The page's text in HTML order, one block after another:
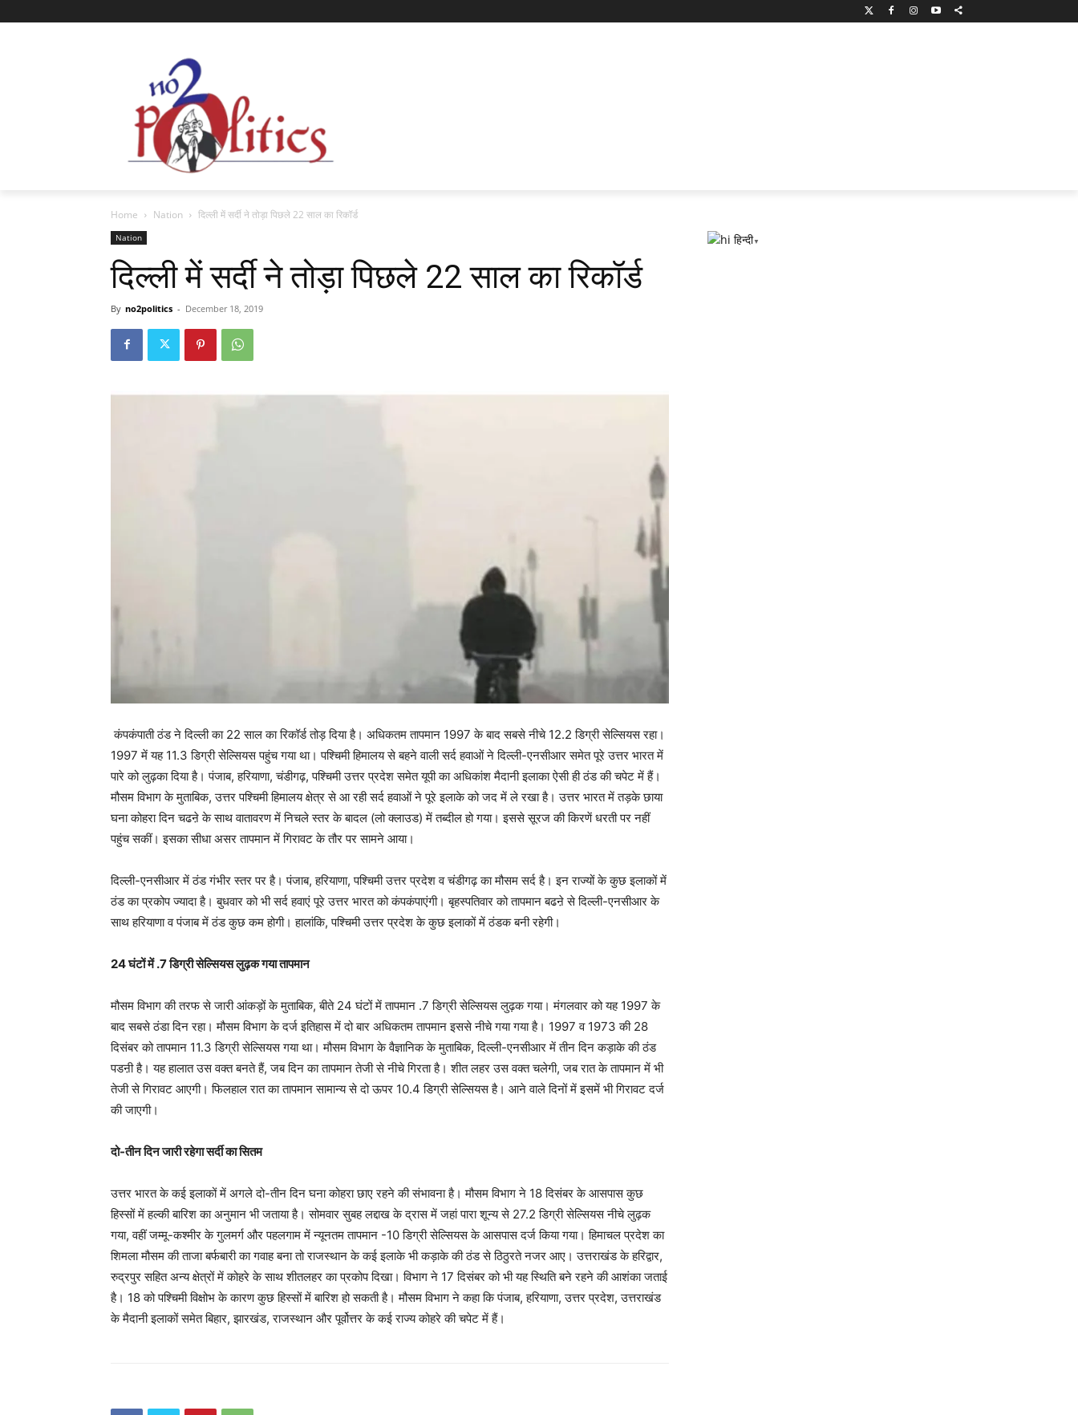
Home Nation दिल्ली में सर्दी ने तोड़ा पिछले 22 साल का रिकॉर्ड
Nation
दिल्ली में सर्दी ने तोड़ा पिछले 22 साल का रिकॉर्ड
By no2politics - December 18, 2019
कंपकंपाती ठंड ने दिल्ली का 22 साल का रिकॉर्ड तोड़ दिया है। अधिकतम तापमान 1997 के बाद सबसे नीचे 12.2 डिग्री सेल्सियस रहा।
1997 में यह 11.3 डिग्री सेल्सियस पहुंच गया था। पश्चिमी हिमालय से बहने वाली सर्द हवाओं ने दिल्ली-एनसीआर समेत पूरे उत्तर भारत में
पारे को लुढ़का दिया है। पंजाब, हरियाणा, चंडीगढ़, पश्चिमी उत्तर प्रदेश समेत यूपी का अधिकांश मैदानी इलाका ऐसी ही ठंड की चपेट में हैं।
मौसम विभाग के मुताबिक, उत्तर पश्चिमी हिमालय क्षेत्र से आ रही सर्द हवाओं ने पूरे इलाके को जद में ले रखा है। उत्तर भारत में तड़के छाया
घना कोहरा दिन चढऩे के साथ वातावरण में निचले स्तर के बादल (लो क्लाउड) में तब्दील हो गया। इससे सूरज की किरणें धरती पर नहीं
पहुंच सकीं। इसका सीधा असर तापमान में गिरावट के तौर पर सामने आया।
दिल्ली-एनसीआर में ठंड गंभीर स्तर पर है। पंजाब, हरियाणा, पश्चिमी उत्तर प्रदेश व चंडीगढ़ का मौसम सर्द है। इन राज्यों के कुछ इलाकों में
ठंड का प्रकोप ज्यादा है। बुधवार को भी सर्द हवाएं पूरे उत्तर भारत को कंपकंपाएंगी। बृहस्पतिवार को तापमान बढऩे से दिल्ली-एनसीआर के
साथ हरियाणा व पंजाब में ठंड कुछ कम होगी। हालांकि, पश्चिमी उत्तर प्रदेश के कुछ इलाकों में ठंडक बनी रहेगी।
24 घंटों में .7 डिग्री सेल्सियस लुढ़क गया तापमान
मौसम विभाग की तरफ से जारी आंकड़ों के मुताबिक, बीते 24 घंटों में तापमान .7 डिग्री सेल्सियस लुढ़क गया। मंगलवार को यह 1997 के
बाद सबसे ठंडा दिन रहा। मौसम विभाग के दर्ज इतिहास में दो बार अधिकतम तापमान इससे नीचे गया गया है। 1997 व 1973 की 28
दिसंबर को तापमान 11.3 डिग्री सेल्सियस गया था। मौसम विभाग के वैज्ञानिक के मुताबिक, दिल्ली-एनसीआर में तीन दिन कड़ाके की ठंड
पडऩी है। यह हालात उस वक्त बनते हैं, जब दिन का तापमान तेजी से नीचे गिरता है। शीत लहर उस वक्त चलेगी, जब रात के तापमान में भी
तेजी से गिरावट आएगी। फिलहाल रात का तापमान सामान्य से दो ऊपर 10.4 डिग्री सेल्सियस है। आने वाले दिनों में इसमें भी गिरावट दर्ज
की जाएगी।
दो-तीन दिन जारी रहेगा सर्दी का सितम
उत्तर भारत के कई इलाकों में अगले दो-तीन दिन घना कोहरा छाए रहने की संभावना है। मौसम विभाग ने 18 दिसंबर के आसपास कुछ
हिस्सों में हल्की बारिश का अनुमान भी जताया है। सोमवार सुबह लद्दाख के द्रास में जहां पारा शून्य से 27.2 डिग्री सेल्सियस नीचे लुढ़क
गया, वहीं जम्मू-कश्मीर के गुलमर्ग और पहलगाम में न्यूनतम तापमान -10 डिग्री सेल्सियस के आसपास दर्ज किया गया। हिमाचल प्रदेश का
शिमला मौसम की ताजा बर्फबारी का गवाह बना तो राजस्थान के कई इलाके भी कड़ाके की ठंड से ठिठुरते नजर आए। उत्तराखंड के हरिद्वार,
रुद्रपुर सहित अन्य क्षेत्रों में कोहरे के साथ शीतलहर का प्रकोप दिखा। विभाग ने 17 दिसंबर को भी यह स्थिति बने रहने की आशंका जताई
है। 18 को पश्चिमी विक्षोभ के कारण कुछ हिस्सों में बारिश हो सकती है। मौसम विभाग ने कहा कि पंजाब, हरियाणा, उत्तर प्रदेश, उत्तराखंड
के मैदानी इलाकों समेत बिहार, झारखंड, राजस्थान और पूर्वोत्तर के कई राज्य कोहरे की चपेट में हैं।
हिन्दी▼